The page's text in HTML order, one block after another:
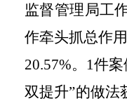
监督管理局工
作牵头抓总作
20.57%。1件
双提升”的做法